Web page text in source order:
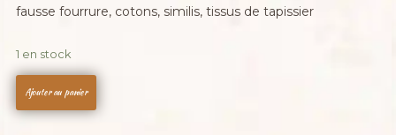
initial
40,00 €.
actuel
fausse fourrure, cotons, similis, tissus de tapissier
1 en stock
de
Ajouter au panier